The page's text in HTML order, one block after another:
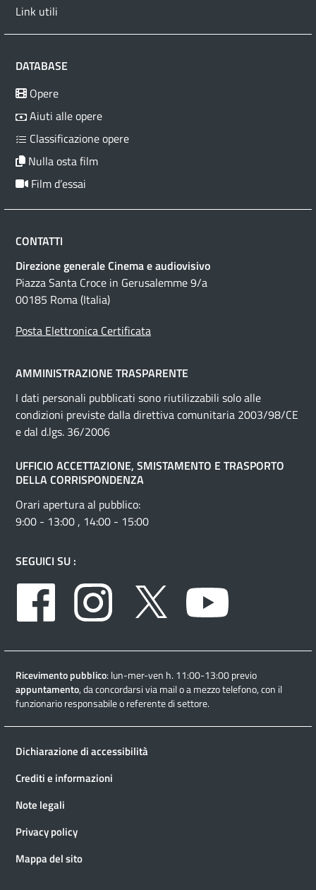
Link utili
DATABASE
Opere
Aiuti alle opere
Classificazione opere
Nulla osta film
Film d’essai
CONTATTI
Direzione generale Cinema e audiovisivo
Piazza Santa Croce in Gerusalemme 9/a
00185 Roma (Italia)
Posta Elettronica Certificata
AMMINISTRAZIONE TRASPARENTE
I dati personali pubblicati sono riutilizzabili solo alle
condizioni previste dalla direttiva comunitaria 2003/98/CE
e dal d.lgs. 36/2006
UFFICIO ACCETTAZIONE, SMISTAMENTO E TRASPORTO
DELLA CORRISPONDENZA
Orari apertura al pubblico:
9:00 - 13:00 , 14:00 - 15:00
SEGUICI SU :
Facebook
Instagram Twitter
Ricevimento pubblico: lun-mer-ven h. 11:00-13:00 previo
appuntamento, da concordarsi via mail o a mezzo telefono, con il
funzionario responsabile o referente di settore.
Dichiarazione di accessibilità
Crediti e informazioni
Note legali
Privacy policy
Mappa del sito